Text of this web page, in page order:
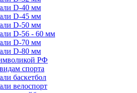
D-40 мм
D-45 мм
D-50 мм
D-56 - 60 мм
D-70 мм
D-80 мм
РФ
спорта
баскетбол
велоспорт